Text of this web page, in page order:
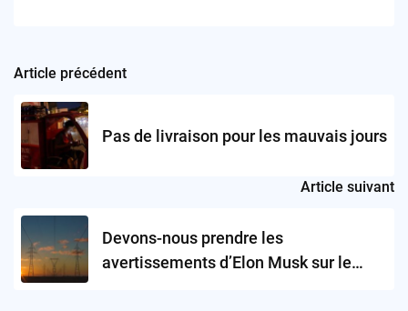
Post
navigation
Article précédent
Pas de livraison pour les mauvais jours
Article suivant
Devons-nous prendre les
avertissements d’Elon Musk sur le